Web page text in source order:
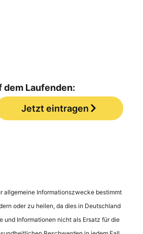
dem Laufenden:
Jetzt eintragen
allgemeine Informationszwecke bestimmt
oder zu heilen, da dies in Deutschland
und Informationen nicht als Ersatz für die